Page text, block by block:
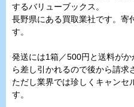
するバリューブックス。
長野県にある買取業社です。寄
す。
発送には1箱／500円と送料が
ら差し引かれるので後から請求
ただし業界では珍しくキャンセ
す。